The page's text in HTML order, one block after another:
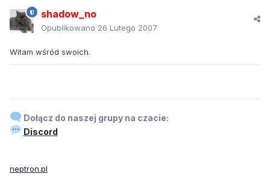
shadow_no
Opublikowano 26 Lutego 2007
Witam wśród swoich.
Dołącz do naszej grupy na czacie:
Discord
neptron.pl